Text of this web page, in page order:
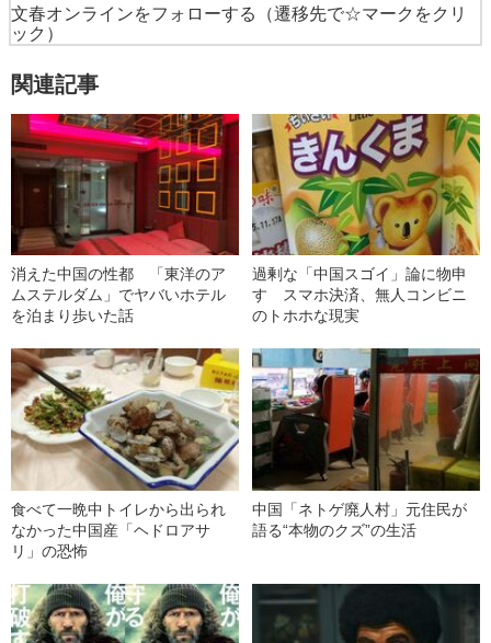
文春オンラインをフォローする
（遷移先で☆マークをクリ
ック）
関連記事
消えた中国の性都 「東洋のア
ムステルダム」でヤバいホテル
を泊まり歩いた話
過剰な「中国スゴイ」論に物申
す スマホ決済、無人コンビニ
のトホホな現実
食べて一晩中トイレから出られ
なかった中国産「ヘドロアサ
リ」の恐怖
中国「ネトゲ廃人村」元住民が
語る“本物のクズ”の生活